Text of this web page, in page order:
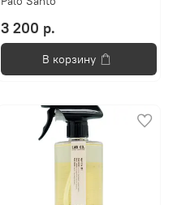
3 200 р.
В корзину